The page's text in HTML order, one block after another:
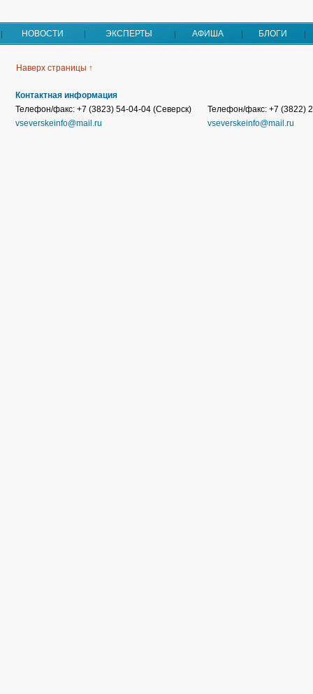
НОВОСТИ ЭКСПЕРТЫ АФИША БЛОГИ
Наверх страницы ↑
Контактная информация
Телефон/факс: +7 (3823) 54-04-04 (Северск)
vseverskeinfo@mail.ru
Телефон/факс: +7 (3822)
vseverskeinfo@mail.ru